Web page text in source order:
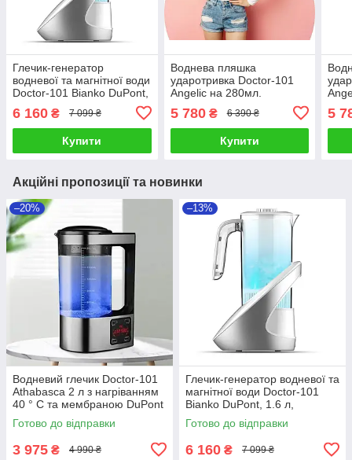
Глечик-генератор
водневої та магнітної води
Doctor-101 Bianko DuPont,
6 160 ₴ 7 099 ₴
Купити
Воднева пляшка
ударотривка Doctor-101
Angelic на 280мл.
5 780₴ 6 390 ₴
Купити
5
Акційні пропозиції та новинки
–20%
Водневий глечик Doctor-101
Athabasca 2 л з нагріванням
40 ° C та мембраною DuPont
Готово до відправки
3 975 ₴ 4 990 ₴
–13%
Глечик-генератор водневої та
магнітної води Doctor-101
Bianko DuPont, 1.6 л,
стаціонарний
Готово до відправки
6 160 ₴ 7 099 ₴